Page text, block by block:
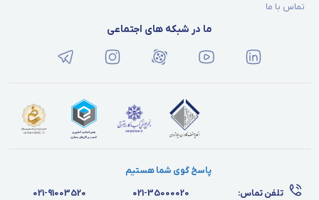
تماس با ما
ما در شبکه های اجتماعی
پاسخ گوی شما هستیم
تلفن تماس:
021-35000020
021-91003520